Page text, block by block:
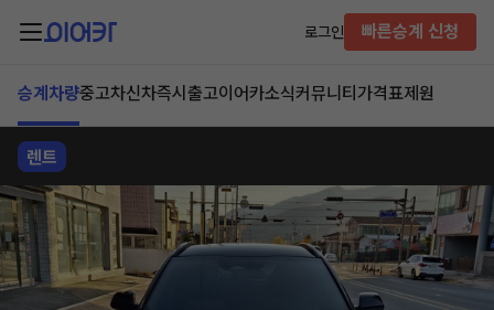
로그인 빠른승계 신청
승계차량중고차신차즉시출고이어카소식커뮤니티 가격표제원
렌트